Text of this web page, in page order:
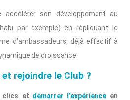
accélérer son développement au
par exemple) en répliquant le
d’ambassadeurs, déjà effectif à
de croissance.
rejoindre le Club ?
clics et démarrer l’expérienceen